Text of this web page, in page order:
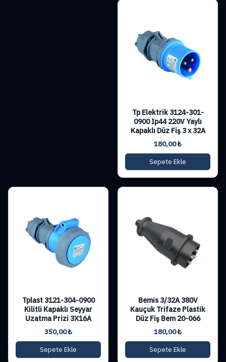
Tp Elektrik 3124-301-
0900 Ip44 220V Yaylı
Kapaklı Düz Fiş 3 x 32A
180,00₺
Sepete Ekle
Tplast 3121-304-0900
Kilitli Kapaklı Seyyar
Uzatma Prizi 3X16A
350,00₺
Sepete Ekle
Bemis 3/32A 380V
Kauçuk Trifaze Plastik
Düz Fiş Bem 20-066
180,00₺
Sepete Ekle